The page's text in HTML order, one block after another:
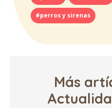
#perros y sirenas
Más